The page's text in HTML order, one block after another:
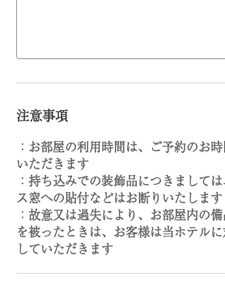
注意事項
：お部屋の利用時間は、ご予約のお
いただきます
：持ち込みでの装飾品につきまして
ス窓への貼付などはお断りいたします
：故意又は過失により、お部屋内の
を被ったときは、お客様は当ホテル
していただきます